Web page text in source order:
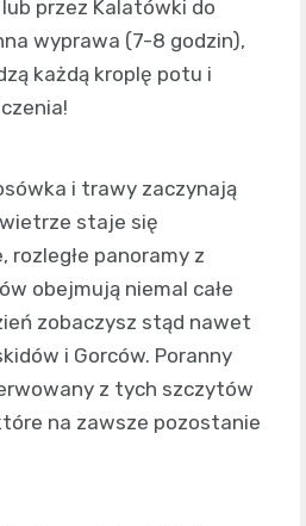
przez Kalatówki do
wyprawa (7-8 godzin),
każdą kroplę potu i
i trawy zaczynają
staje się
panoramy z
obejmują niemal całe
zobaczysz stąd nawet
i Gorców. Poranny
z tych szczytów
na zawsze pozostanie